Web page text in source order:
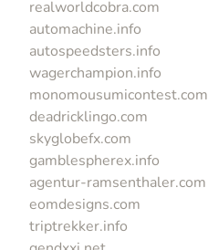
realworldcobra.com
automachine.info
autospeedsters.info
wagerchampion.info
monomousumicontest.com
deadricklingo.com
skyglobefx.com
gamblespherex.info
agentur-ramsenthaler.com
eomdesigns.com
triptrekker.info